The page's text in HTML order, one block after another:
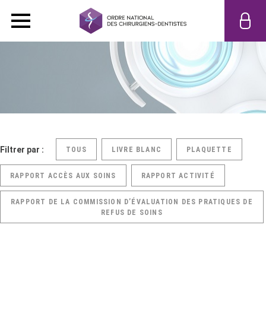
Filtrer par : TOUS LIVRE BLANC PLAQUETTE
RAPPORT ACCÈS AUX SOINS RAPPORT ACTIVITÉ
RAPPORT DE LA COMMISSION D’ÉVALUATION DES PRATIQUES DE
REFUS DE SOINS